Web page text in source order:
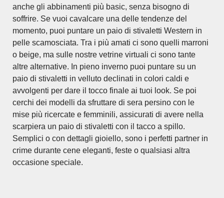
anche gli abbinamenti più basic, senza bisogno di
soffrire. Se vuoi cavalcare una delle tendenze del
momento, puoi puntare un paio di stivaletti Western in
pelle scamosciata. Tra i più amati ci sono quelli marroni
o beige, ma sulle nostre vetrine virtuali ci sono tante
altre alternative. In pieno inverno puoi puntare su un
paio di stivaletti in velluto declinati in colori caldi e
avvolgenti per dare il tocco finale ai tuoi look. Se poi
cerchi dei modelli da sfruttare di sera persino con le
mise più ricercate e femminili, assicurati di avere nella
scarpiera un paio di stivaletti con il tacco a spillo.
Semplici o con dettagli gioiello, sono i perfetti partner in
crime durante cene eleganti, feste o qualsiasi altra
occasione speciale.